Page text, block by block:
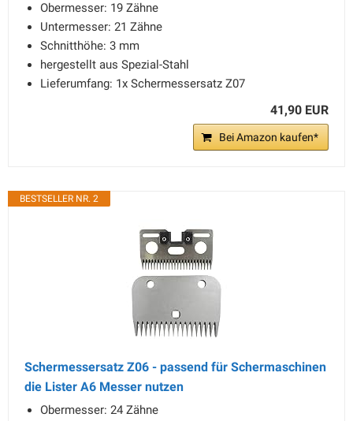
Obermesser: 19 Zähne
Untermesser: 21 Zähne
Schnitthöhe: 3 mm
hergestellt aus Spezial-Stahl
Lieferumfang: 1x Schermessersatz Z07
41,90 EUR
Bei Amazon kaufen*
BESTSELLER NR. 2
Schermessersatz Z06 - passend für Schermaschinen
die Lister A6 Messer nutzen
Obermesser: 24 Zähne